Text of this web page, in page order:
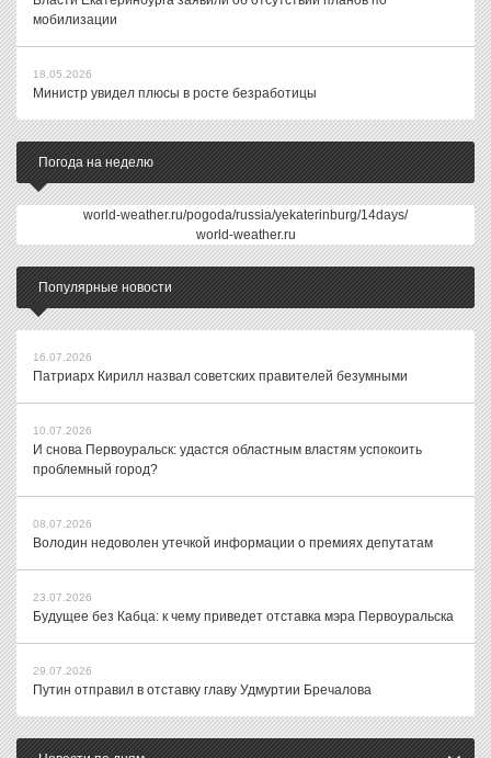
мобилизации
18.05.2026
Министр увидел плюсы в росте безработицы
Погода на неделю
world-weather.ru/pogoda/russia/yekaterinburg/14days/
world-weather.ru
Популярные новости
16.07.2026
Патриарх Кирилл назвал советских правителей безумными
10.07.2026
И снова Первоуральск: удастся областным властям успокоить
проблемный город?
08.07.2026
Володин недоволен утечкой информации о премиях депутатам
23.07.2026
Будущее без Кабца: к чему приведет отставка мэра Первоуральска
29.07.2026
Путин отправил в отставку главу Удмуртии Бречалова